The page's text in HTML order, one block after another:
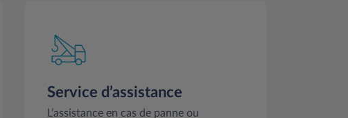
Service d’assistance
L’assistance en cas de panne ou